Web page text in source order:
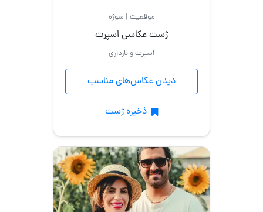
موقعیت | سوژه
ژست عکاسی اسپرت
اسپرت و بارداری
دیدن عکاس‌های مناسب
ذخیره ژست